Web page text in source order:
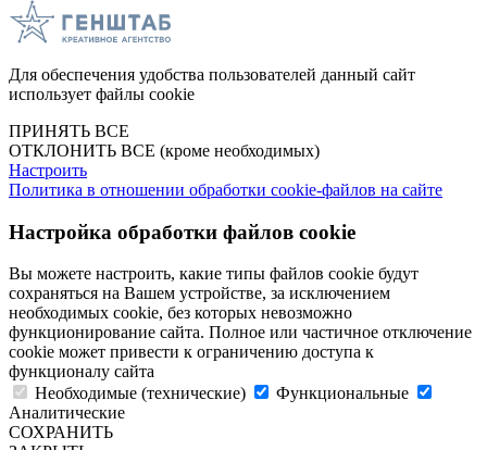
Для обеспечения удобства пользователей данный сайт
использует файлы cookie
ПРИНЯТЬ ВСЕ
ОТКЛОНИТЬ ВСЕ (кроме необходимых)
Настроить
Политика в отношении обработки cookie-файлов на сайте
Настройка обработки файлов cookie
Вы можете настроить, какие типы файлов cookie будут
сохраняться на Вашем устройстве, за исключением
необходимых cookie, без которых невозможно
функционирование сайта. Полное или частичное отключение
cookie может привести к ограничению доступа к
функционалу сайта
Необходимые (технические)
Функциональные
Аналитические
СОХРАНИТЬ